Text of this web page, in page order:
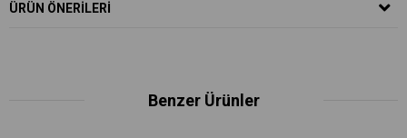
ÜRÜN ÖNERILERI
Benzer Ürünler